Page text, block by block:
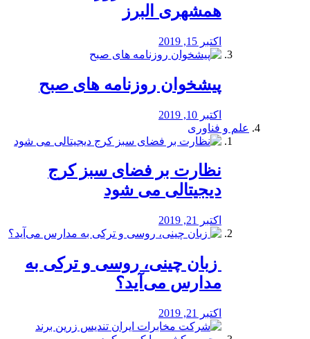
همشهری البرز
اکتبر 15, 2019
پیشخوان روزنامه های صبح
اکتبر 10, 2019
علم و فناوری
نظارت بر فضای سبز کرج
دیجیتالی می شود
اکتبر 21, 2019
️ زبان چینی، روسی و ترکی به
مدارس می‌آید؟
اکتبر 21, 2019